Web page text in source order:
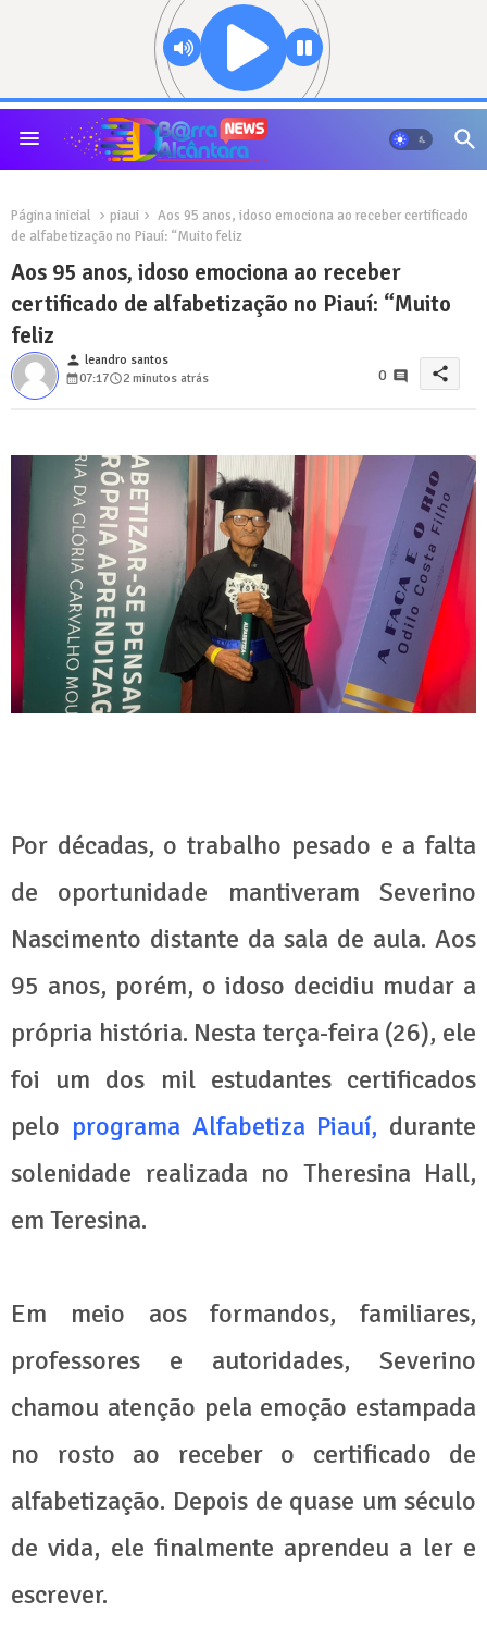
Página inicial piaui
Aos 95 anos, idoso emociona ao receber certificado
de alfabetização no Piauí: “Muito feliz
Aos 95 anos, idoso emociona ao receber
certificado de alfabetização no Piauí: “Muito
feliz
person leandro santos
07:17
2 minutos atrás 0 share
Por décadas, o trabalho pesado e a falta
de oportunidade mantiveram Severino
Nascimento distante da sala de aula. Aos
95 anos, porém, o idoso decidiu mudar a
própria história. Nesta terça-feira (26), ele
foi um dos mil estudantes certificados
pelo programa Alfabetiza Piauí, durante
solenidade realizada no Theresina Hall,
em Teresina.
Em meio aos formandos, familiares,
professores e autoridades, Severino
chamou atenção pela emoção estampada
no rosto ao receber o certificado de
alfabetização. Depois de quase um século
de vida, ele finalmente aprendeu a ler e
escrever.